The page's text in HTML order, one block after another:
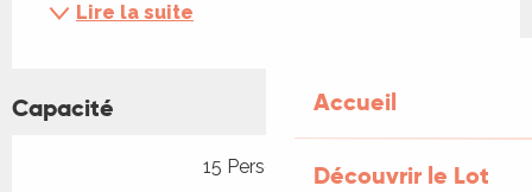
Accueil
Découvrir le Lot
Lire la suite
Capacité
15 Personne(s)